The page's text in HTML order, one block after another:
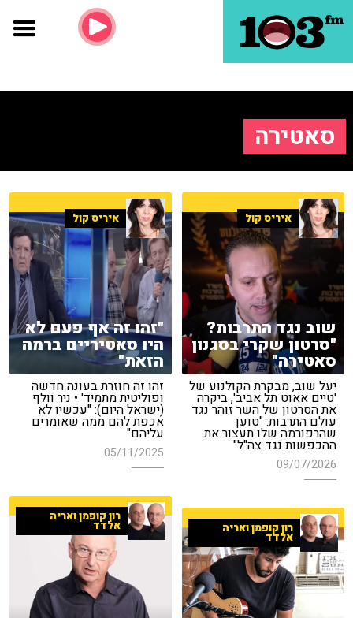
סאטירה
איריס קול
שוב נגד התרבות?
"סרטון שקרי בסגנון
סאטירה"
יעל שוב, מבקרת הקולנוע של
'טיים אאוט תל אביב', ביקרה
את הסרטון של השר זוהר נגד
עולם התרבות: "טוען
שהרפורמה שלו תעצור את
ההכפשות נגד צה"ל"
09/07/2026
איריס קול
"זהו זה אף פעם לא
היו סאטיריים ברמה
הזאת"
זהו זה חוזרת בעונה חדשה
ופוליטית מתמיד' • ניר וולף
(ישראל היום): "עכשיו לא
אכפת להם ממה שאומרים
עליהם"
05/11/2025
רון קופמן ואריה
אלדד רון קופמן ואריה
אלדד